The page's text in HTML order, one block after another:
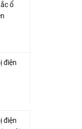
ổ
điện
điện